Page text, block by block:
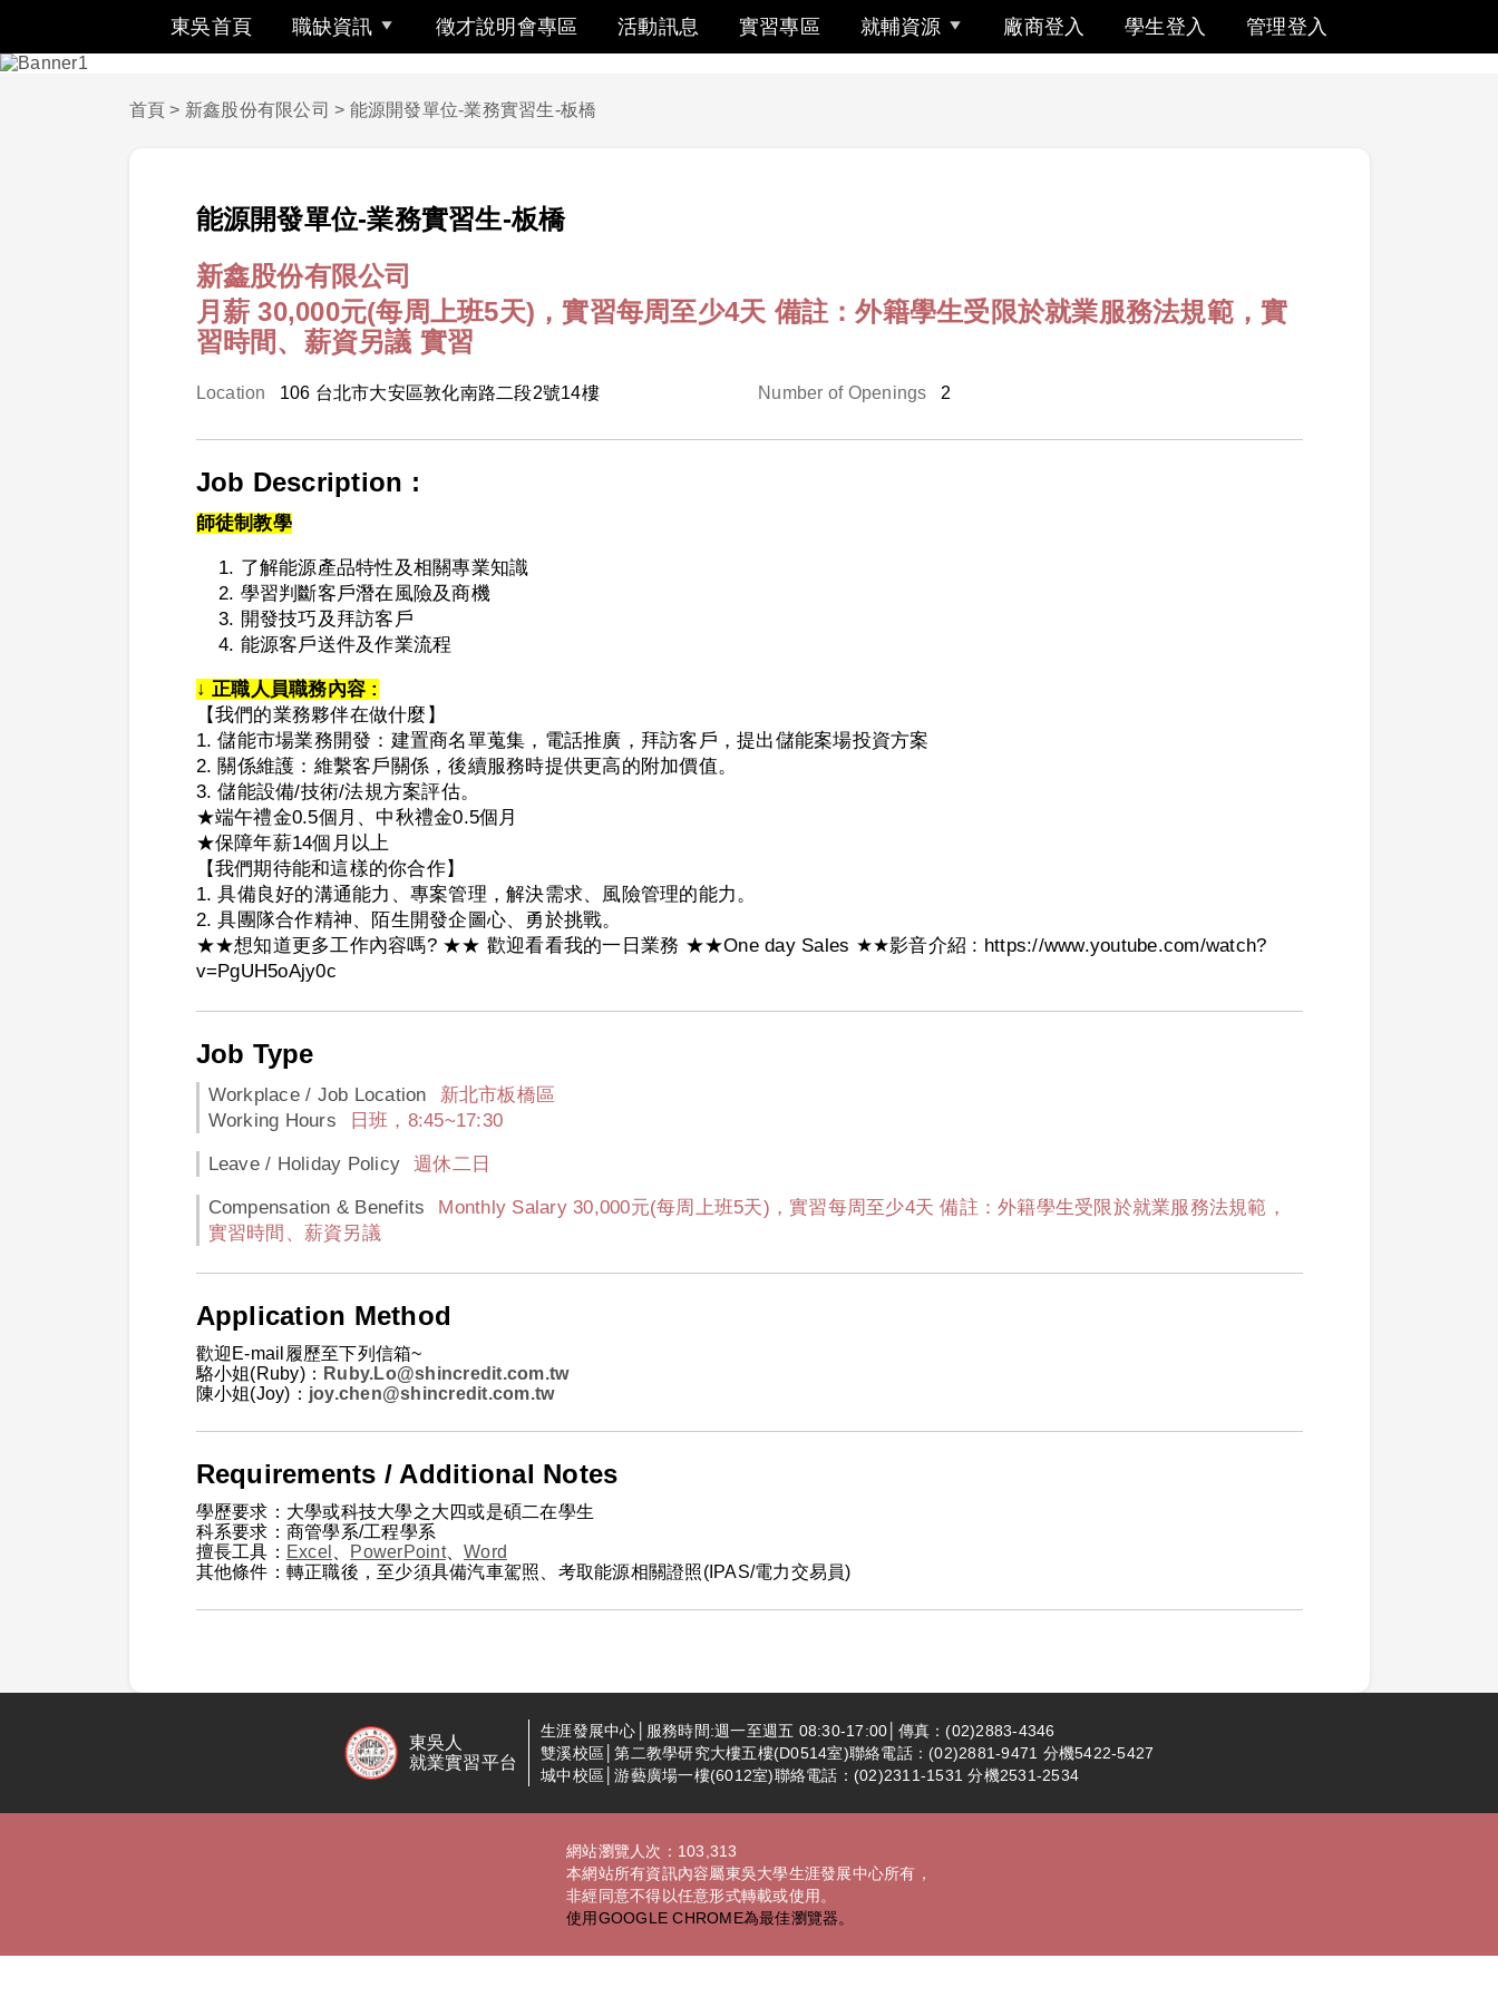
東吳首頁 職缺資訊 徵才說明會專區 活動訊息 實習專區 就輔資源 廠商登入 學生登入 管理登入
首頁 > 新鑫股份有限公司 > 能源開發單位-業務實習生-板橋
能源開發單位-業務實習生-板橋
新鑫股份有限公司
月薪 30,000元(每周上班5天)，實習每周至少4天 備註：外籍學生受限於就業服務法規範，實
習時間、薪資另議 實習
Location 106 台北市大安區敦化南路二段2號14樓 Number of Openings 2
Job Description :
師徒制教學
了解能源產品特性及相關專業知識
學習判斷客戶潛在風險及商機
開發技巧及拜訪客戶
能源客戶送件及作業流程
↓ 正職人員職務內容 :
【我們的業務夥伴在做什麼】
1. 儲能市場業務開發：建置商名單蒐集，電話推廣，拜訪客戶，提出儲能案場投資方案
2. 關係維護：維繫客戶關係，後續服務時提供更高的附加價值。
3. 儲能設備/技術/法規方案評估。
★端午禮金0.5個月、中秋禮金0.5個月
★保障年薪14個月以上
【我們期待能和這樣的你合作】
1. 具備良好的溝通能力、專案管理，解決需求、風險管理的能力。
2. 具團隊合作精神、陌生開發企圖心、勇於挑戰。
★★想知道更多工作內容嗎? ★★ 歡迎看看我的一日業務 ★★One day Sales ★★影音介紹 : https://www.youtube.com/watch?
v=PgUH5oAjy0c
Job Type
Workplace / Job Location
新北市板橋區
Working Hours
日班，8:45~17:30
Leave / Holiday Policy 週休二日
Compensation & Benefits
Monthly Salary 30,000元(每周上班5天)，實習每周至少4天 備註：外籍學生受限於就業服務法規範，
實習時間、薪資另議
Application Method
歡迎E-mail履歷至下列信箱~
駱小姐(Ruby)： Ruby.Lo@shincredit.com.tw
陳小姐(Joy)： joy.chen@shincredit.com.tw
Requirements / Additional Notes
學歷要求：大學或科技大學之大四或是碩二在學生
科系要求：商管學系/工程學系
擅長工具： Excel PowerPoint、 Word
其他條件：轉正職後，至少須具備汽車駕照、考取能源相關證照(IPAS/電力交易員)
東吳人
就業實習平台
生涯發展中心│服務時間:週一至週五 08:30-17:00│傳真：(02)2883-4346
雙溪校區│第二教學研究大樓五樓(D0514室)聯絡電話：(02)2881-9471 分機5422-5427
城中校區│游藝廣場一樓(6012室)聯絡電話：(02)2311-1531 分機2531-2534
網站瀏覽人次：103,313
本網站所有資訊內容屬東吳大學生涯發展中心所有，
非經同意不得以任意形式轉載或使用。
使用GOOGLE CHROME為最佳瀏覽器。